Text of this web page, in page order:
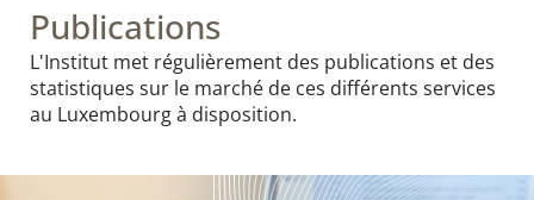
Publications
​​L'Institut met régulièrement des publications et des
statistiques sur le marché de ces différents services
au Luxembourg à disposition.